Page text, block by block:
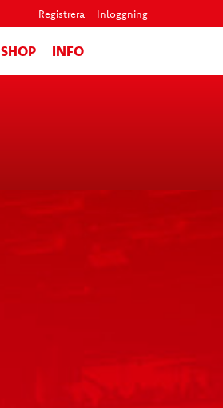
Registrera Inloggning
SHOP INFO